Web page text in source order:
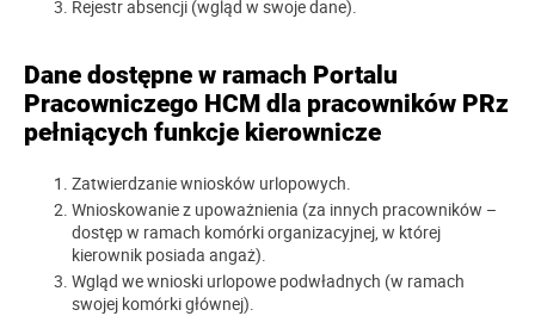
Rejestr absencji (wgląd w swoje dane).
Dane dostępne w ramach Portalu
Pracowniczego HCM dla pracowników PRz
pełniących funkcje kierownicze
Zatwierdzanie wniosków urlopowych.
Wnioskowanie z upoważnienia (za innych pracowników –
dostęp w ramach komórki organizacyjnej, w której
kierownik posiada angaż).
Wgląd we wnioski urlopowe podwładnych (w ramach
swojej komórki głównej).